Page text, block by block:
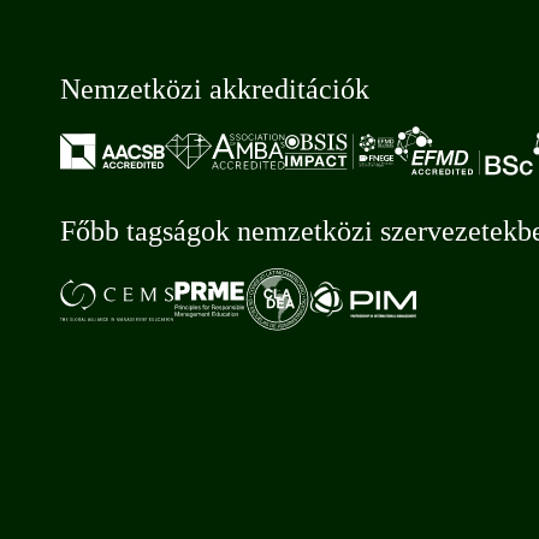
Nemzetközi akkreditációk
Főbb tagságok nemzetközi